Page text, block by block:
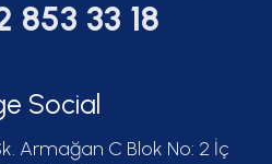
853 33 18
Social
Armağan C Blok No: 2 İç